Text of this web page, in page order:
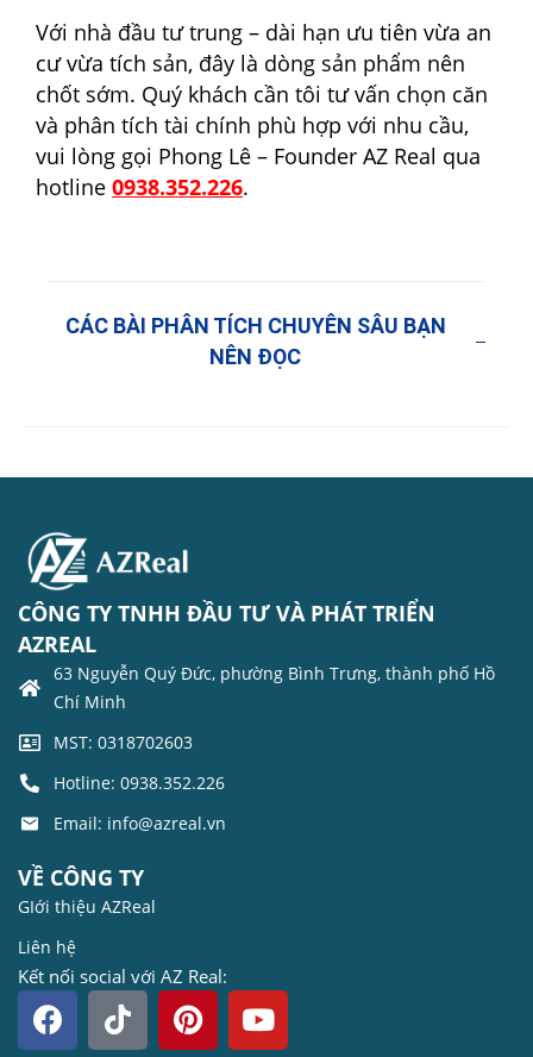
Với nhà đầu tư trung – dài hạn ưu tiên vừa an
cư vừa tích sản, đây là dòng sản phẩm nên
chốt sớm. Quý khách cần tôi tư vấn chọn căn
và phân tích tài chính phù hợp với nhu cầu,
vui lòng gọi Phong Lê – Founder AZ Real qua
hotline 0938.352.226.
CÁC BÀI PHÂN TÍCH CHUYÊN SÂU BẠN
NÊN ĐỌC
CÔNG TY TNHH ĐẦU TƯ VÀ PHÁT TRIỂN
AZREAL
63 Nguyễn Quý Đức, phường Bình Trưng, thành phố Hồ
Chí Minh
MST: 0318702603
Hotline: 0938.352.226
Email: info@azreal.vn
VỀ CÔNG TY
GIới thiệu AZReal
Liên hệ
Kết nối social với AZ Real: